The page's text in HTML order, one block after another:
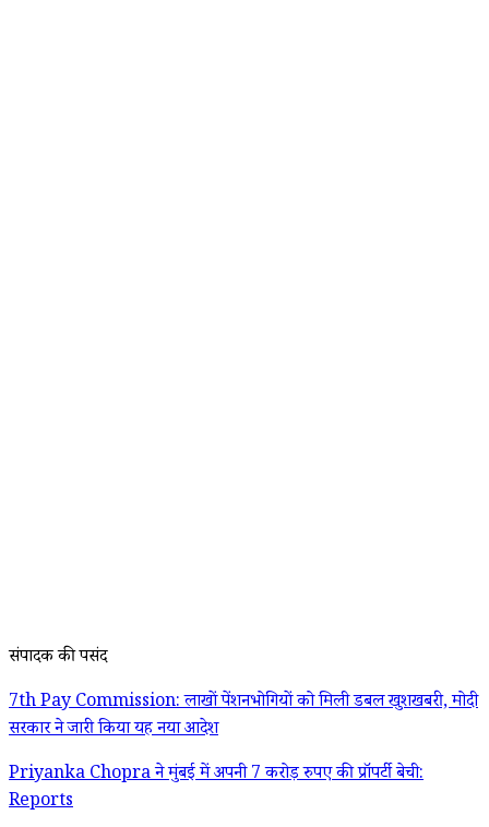
संपादक की पसंद
7th Pay Commission: लाखों पेंशनभोगियों को मिली डबल खुशखबरी, मोदी
सरकार ने जारी किया यह नया आदेश
Priyanka Chopra ने मुंबई में अपनी 7 करोड़ रुपए की प्रॉपर्टी बेची:
Reports